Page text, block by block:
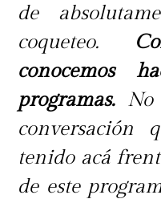
Más tarde, el
postura a
Instagram,
priorizar a su
acuerdo
cambiará.
de
coqueteo.
conocemos
programas.No
conversación
tenido acá
de este